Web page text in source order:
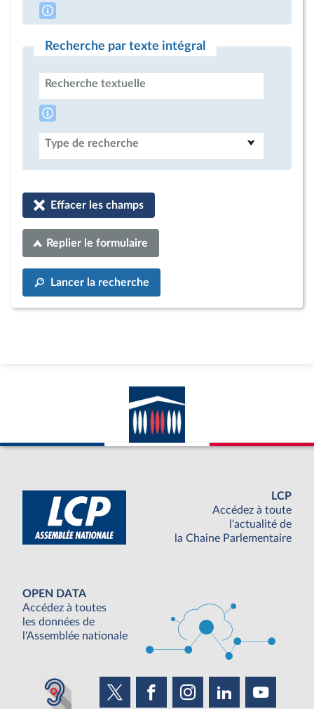
Recherche par texte intégral
Recherche textuelle
Type de recherche
Effacer les champs
Replier le formulaire
Lancer la recherche
LCP
Accédez à toute
l'actualité de
la Chaine Parlementaire
OPEN DATA
Accédez à toutes
les données de
l'Assemblée nationale